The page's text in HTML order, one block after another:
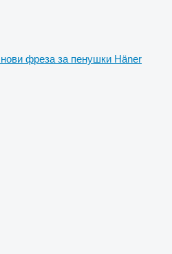
нови фреза за пенушки Häner